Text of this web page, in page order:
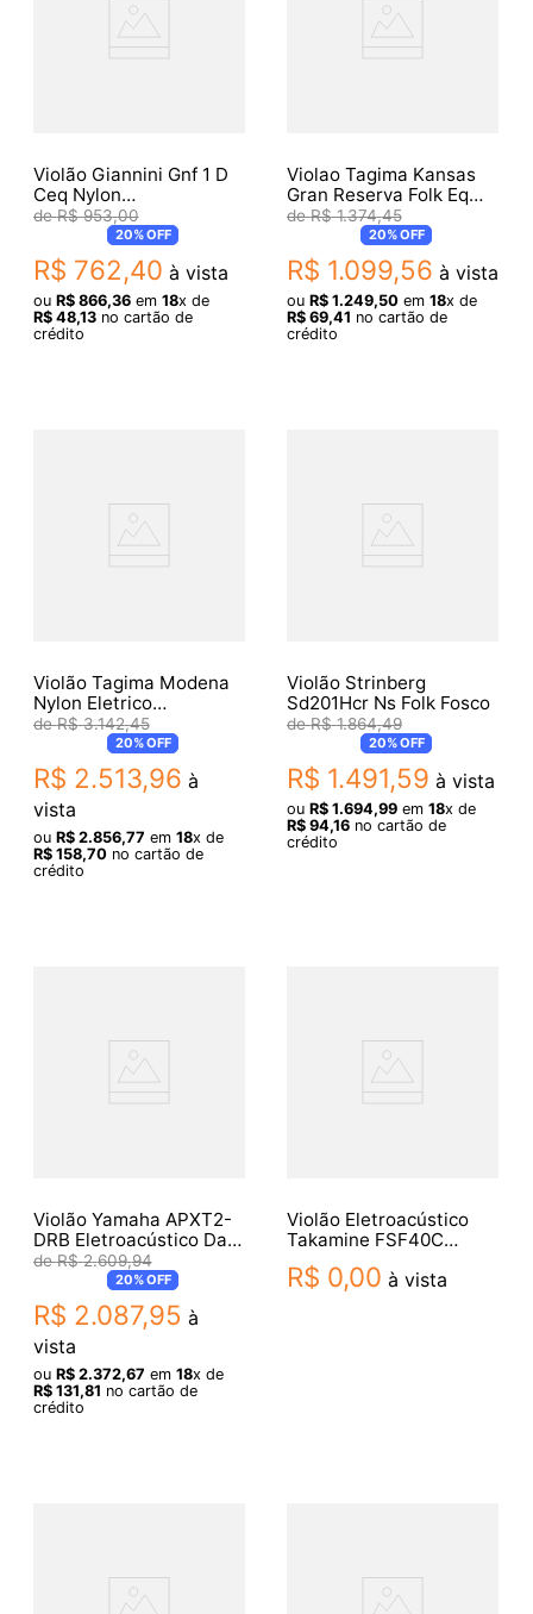
Violão Giannini Gnf 1 D
Ceq Nylon
Eletroacustico Natural
Brilhante
R$ 953,00
20%OFF
R$ 762,40 à vista
ou R$ 866,36em 18x de
R$ 48,13no cartão de
crédito
Violao Tagima Kansas
Gran Reserva Folk Eq
AcoR$ 1.374,45
20%OFF
R$ 1.099,56 à vista
ou R$ 1.249,50em 18x de
R$ 69,41 no cartão de
crédito
Violão Tagima Modena
Nylon Eletrico
Cherryburst
R$ 3.142,45
20%OFF
R$ 2.513,96 à
vista
ou R$ 2.856,77 em 18x de
R$ 158,70no cartão de
crédito
Violão Strinberg
Sd201Hcr Ns Folk Fosco
R$ 1.864,49
20%OFF
R$ 1.491,59 à vista
ou R$ 1.694,99em 18x de
R$ 94,16no cartão de
crédito
Violão Yamaha APXT2-
DRB Eletroacústico Dark
Red Burst Aço
R$ 2.609,94
20%OFF
R$ 2.087,95 à
vista
ou R$ 2.372,67 em 18x de
R$ 131,81 no cartão de
crédito
Violão Eletroacústico
Takamine FSF40C
Natural
R$ 0,00 à vista